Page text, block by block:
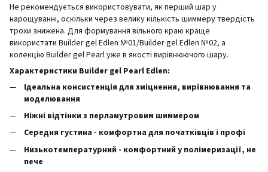
Не рекомендується використовувати, як перший шар у
нарощуванні, оскільки через велику кількість шиммеру твердість
трохи знижена. Для формування вільного краю краще
використати Builder gel Edlen №01/Builder gel Edlen №02, а
колекцію Builder gel Pearl уже в якості вирівнюючого шару.
Характеристики Builder gel Pearl Edlen:
Ідеальна консистенція для зміцнення, вирівнювання та
моделювання
Ніжні відтінки з перламутровим шиммером
Середня густина - комфортна для початківців і профі
Низькотемпературний - комфортний у полімеризації, не
пече